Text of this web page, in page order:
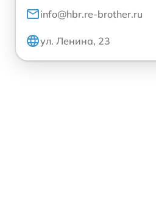
info@hbr.re-brother.ru
ул. Ленина, 23